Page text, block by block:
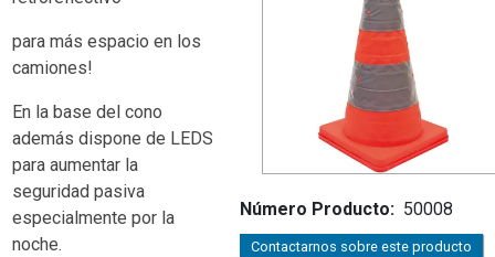
Número Producto 50008
Contactarnos sobre este producto
para más espacio en los
camiones!
En la base del cono
además dispone de LEDS
para aumentar la
seguridad pasiva
especialmente por la
noche.